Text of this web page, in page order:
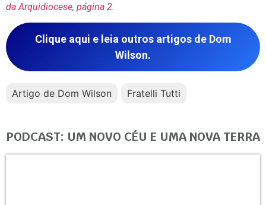
da Arquidiocese, página 2.
Clique aqui e leia outros artigos de Dom
Wilson.
Artigo de Dom Wilson Fratelli Tutti
PODCAST: UM NOVO CÉU E UMA NOVA TERRA